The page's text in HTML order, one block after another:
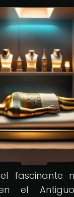
fascinante
en el